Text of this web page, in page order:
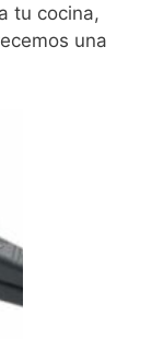
tu cocina,
una